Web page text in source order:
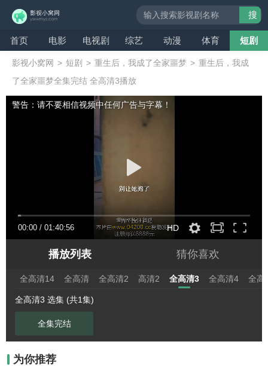
首页 电影 电视剧 综艺 动漫 体育 短剧
搜
索
影视小窝网 > 短剧 > 重生后，我成了全家噩梦 > 重生后，我成
了全家噩梦全集完结 全高清3播放
00:00 / 01:40:56 HD
警告：请不要相信视频中任何广告与字幕！
播放列表 猜你喜欢
全高清14 全高清 全高清2 高清2 全高清3 全高清4 全高
全高清3 选集 (共1集)
全集完结
为你推荐